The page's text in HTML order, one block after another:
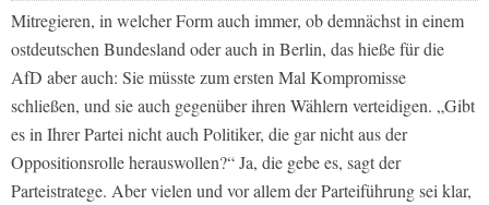
Mitregieren, in welcher Form auch immer, ob demnächst in einem
ostdeutschen Bundesland oder auch in Berlin, das hieße für die
AfD aber auch: Sie müsste zum ersten Mal Kompromisse
schließen, und sie auch gegenüber ihren Wählern verteidigen. „Gibt
es in Ihrer Partei nicht auch Politiker, die gar nicht aus der
Oppositionsrolle herauswollen?“ Ja, die gebe es, sagt der
Parteistratege. Aber vielen und vor allem der Parteiführung sei klar,